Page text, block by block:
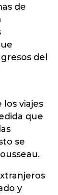
de
del
los viajes
que
se
y